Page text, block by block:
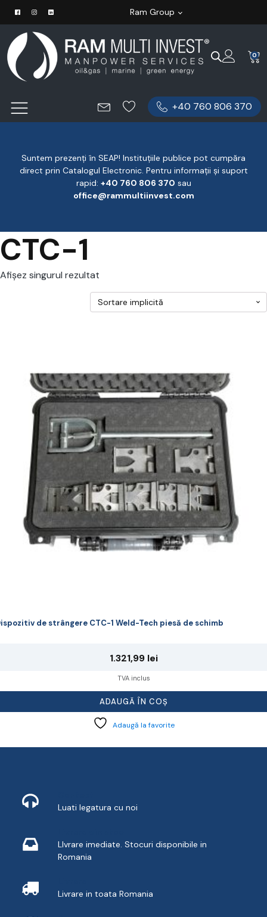
Ram Group
0
+40 760 806 370
Suntem prezenți în SEAP! Instituțiile publice pot cumpăra
direct prin Catalogul Electronic. Pentru informații și suport
rapid: ‪+40 760 806 370 ‬ sau
office@rammultiinvest.com
CTC-1
Afișez singurul rezultat
de strângere CTC-1 Weld-Tech piesă de schimb
1.321,99 lei
TVA inclus
ADAUGĂ ÎN COȘ
Adaugă la favorite
Luati legatura cu noi
LIvrare imediate. Stocuri disponibile in
Romania
Livrare in toata Romania